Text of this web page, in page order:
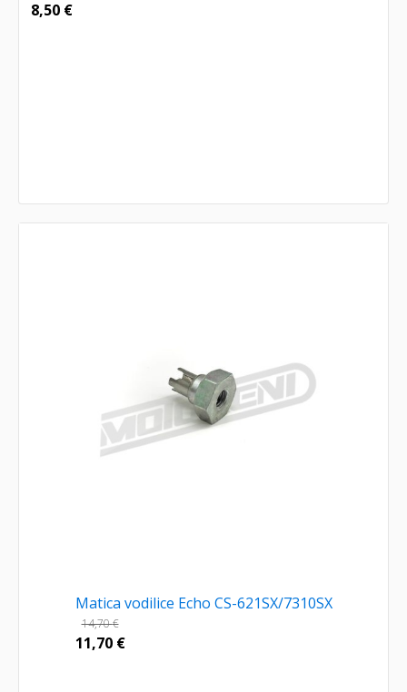
8,50 €
Matica vodilice Echo CS-621SX/7310SX
14,70€
11,70 €